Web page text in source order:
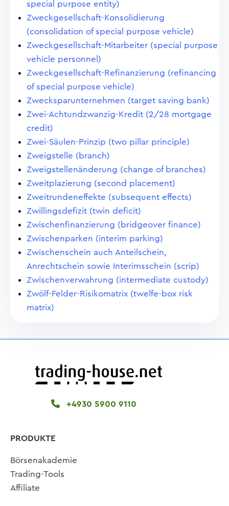
special purpose entity)
Zweckgesellschaft-Konsolidierung
(consolidation of special purpose vehicle)
Zweckgesellschaft-Mitarbeiter (special purpose
vehicle personnel)
Zweckgesellschaft-Refinanzierung (refinancing
of special purpose vehicle)
Zwecksparunternehmen (target saving bank)
Zwei-Achtundzwanzig-Kredit (2/28 mortgage
credit)
Zwei-Säulen-Prinzip (two pillar principle)
Zweigstelle (branch)
Zweigstellenänderung (change of branches)
Zweitplazierung (second placement)
Zweitrundeneffekte (subsequent effects)
Zwillingsdefizit (twin deficit)
Zwischenfinanzierung (bridgeover finance)
Zwischenparken (interim parking)
Zwischenschein auch Anteilschein,
Anrechtschein sowie Interimsschein (scrip)
Zwischenverwahrung (intermediate custody)
Zwölf-Felder-Risikomatrix (twelfe-box risk
matrix)
+4930 5900 9110
PRODUKTE
Börsenakademie
Trading-Tools
Affiliate